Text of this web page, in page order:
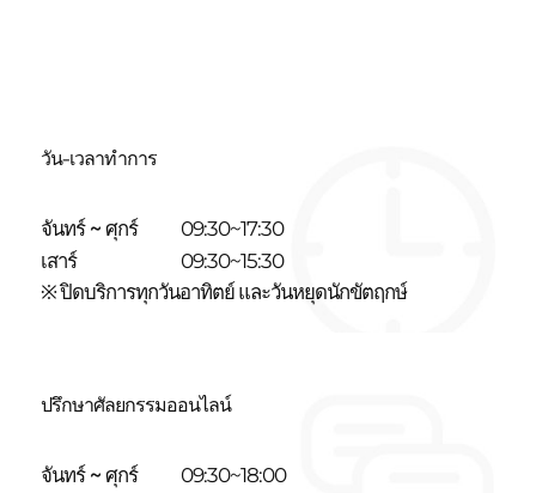
วัน-เวลาทำการ
จันทร์ ~ ศุกร์
09:30~17:30
เสาร์
09:30~15:30
※ ปิดบริการทุกวันอาทิตย์ และวันหยุดนักขัตฤกษ์
ปรึกษาศัลยกรรมออนไลน์
จันทร์ ~ ศุกร์ 09:30~18:00